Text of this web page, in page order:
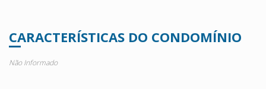
CARACTERÍSTICAS DO CONDOMÍNIO
Não Informado